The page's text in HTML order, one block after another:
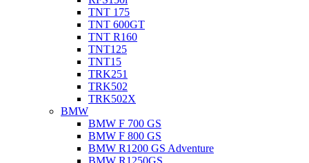
TNT 175
TNT 600GT
TNT R160
TNT125
TNT15
TRK251
TRK502
TRK502X
BMW
BMW F 700 GS
BMW F 800 GS
BMW R1200 GS Adventure
BMW R1250GS